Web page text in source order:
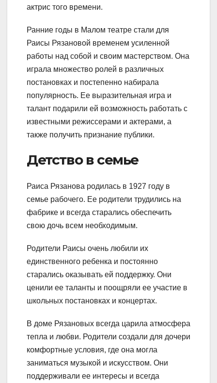
актрис того времени.
Ранние годы в Малом театре стали для
Раисы Рязановой временем усиленной
работы над собой и своим мастерством. Она
играла множество ролей в различных
постановках и постепенно набирала
популярность. Ее выразительная игра и
талант подарили ей возможность работать с
известными режиссерами и актерами, а
также получить признание публики.
Детство в семье
Раиса Рязанова родилась в 1927 году в
семье рабочего. Ее родители трудились на
фабрике и всегда старались обеспечить
свою дочь всем необходимым.
Родители Раисы очень любили их
единственного ребенка и постоянно
старались оказывать ей поддержку. Они
ценили ее таланты и поощряли ее участие в
школьных постановках и концертах.
В доме Рязановых всегда царила атмосфера
тепла и любви. Родители создали для дочери
комфортные условия, где она могла
заниматься музыкой и искусством. Они
поддерживали ее интересы и всегда